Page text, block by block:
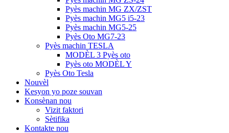
Pyès machin MG ZX/ZST
Pyès machin MG5 i5-23
Pyès machin MG5-25
Pyès Oto MG7-23
Pyès machin TESLA
MODÈL 3 Pyès oto
Pyès oto MODÈL Y
Pyès Oto Tesla
Nouvèl
Kesyon yo poze souvan
Konsènan nou
Vizit faktori
Sètifika
Kontakte nou